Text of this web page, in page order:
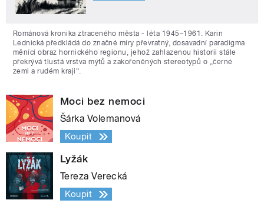
Románová kronika ztraceného města - léta 1945–1961. Karin
Lednická předkládá do značné míry převratný, dosavadní paradigma
měnící obraz hornického regionu, jehož zahlazenou historii stále
překrývá tlustá vrstva mýtů a zakořeněných stereotypů o „černé
zemi a rudém kraji“.
Moci bez nemoci
Šárka Volemanová
Koupit
Lyžák
Tereza Verecká
Koupit